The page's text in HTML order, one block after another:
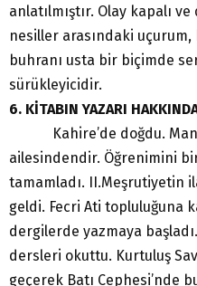
anlatılmıştır. Olay kapalı
nesiller arasındaki uçurum,
buhranı usta bir biçimde
sürükleyicidir.
6. KİTABIN YAZARI
Kahire’de doğdu.
ailesindendir. Öğrenimini
tamamladı. II.Meşrutiyetin
geldi. Fecri Ati topluluğuna
dergilerde yazmaya
dersleri okuttu. Kurtuluş
geçerek Batı Cephesi’nde